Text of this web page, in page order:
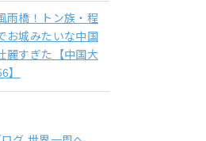
雨橋！トン族・程
お城みたいな中国
麗すぎた【中国大
】